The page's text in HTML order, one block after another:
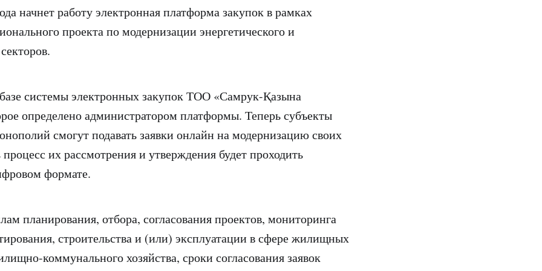
начнет работу электронная платформа закупок в рамках
проекта по модернизации энергетического и
системы электронных закупок ТОО «Самрук-Қазына
определено администратором платформы. Теперь субъекты
смогут подавать заявки онлайн на модернизацию своих
процесс их рассмотрения и утверждения будет проходить
формате.
планирования, отбора, согласования проектов, мониторинга
строительства и (или) эксплуатации в сфере жилищных
коммунального хозяйства, сроки согласования заявок